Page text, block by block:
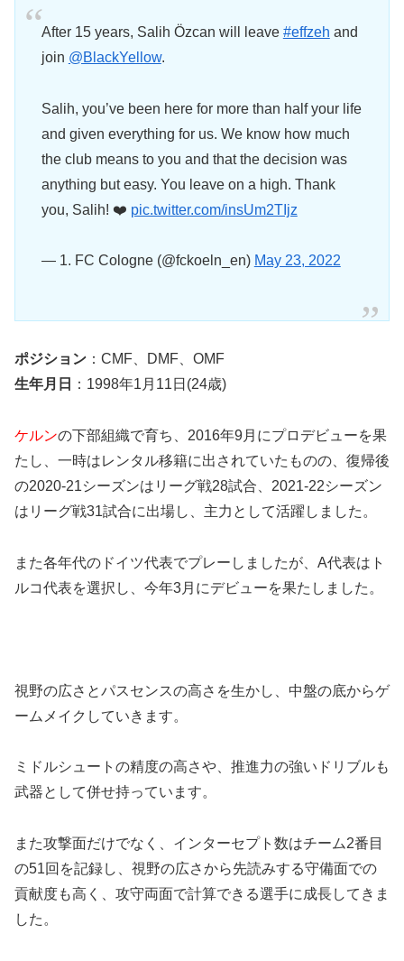
After 15 years, Salih Özcan will leave #effzeh and
join @BlackYellow.
Salih, you’ve been here for more than half your life
and given everything for us. We know how much
the club means to you and that the decision was
anything but easy. You leave on a high. Thank
you, Salih! ❤️ pic.twitter.com/insUm2TIjz
— 1. FC Cologne (@fckoeln_en) May 23, 2022
ポジション ：CMF、DMF、OMF
生年月日
：1998年1月11日(24歳)
ケルンの下部組織で育ち、2016年9月にプロデビューを果
たし、一時はレンタル移籍に出されていたものの、復帰後
の2020-21シーズンはリーグ戦28試合、2021-22シーズン
はリーグ戦31試合に出場し、主力として活躍しました。
また各年代のドイツ代表でプレーしましたが、A代表はト
ルコ代表を選択し、今年3月にデビューを果たしました。
視野の広さとパスセンスの高さを生かし、中盤の底からゲ
ームメイクしていきます。
ミドルシュートの精度の高さや、推進力の強いドリブルも
武器として併せ持っています。
また攻撃面だけでなく、インターセプト数はチーム2番目
の51回を記録し、視野の広さから先読みする守備面での
貢献度も高く、攻守両面で計算できる選手に成長してきま
した。